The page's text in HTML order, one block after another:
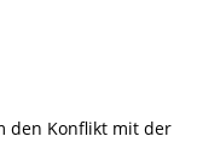
den Konflikt mit der